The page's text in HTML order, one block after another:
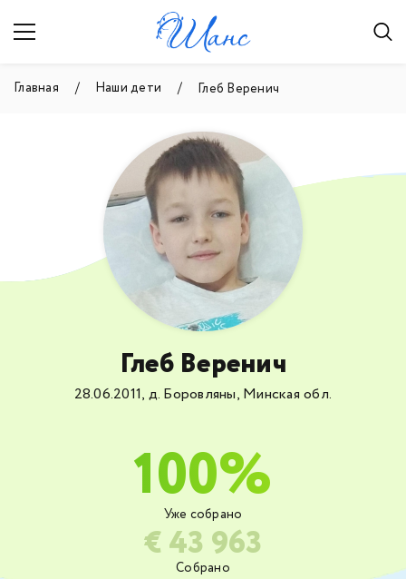
Главная Наши дети Глеб Веренич
Собрано
€ 43 963
Уже собрано
100%
Глеб Веренич
28.06.2011, д. Боровляны, Минская обл.